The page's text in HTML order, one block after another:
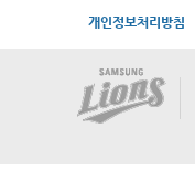
개인정보처리방침